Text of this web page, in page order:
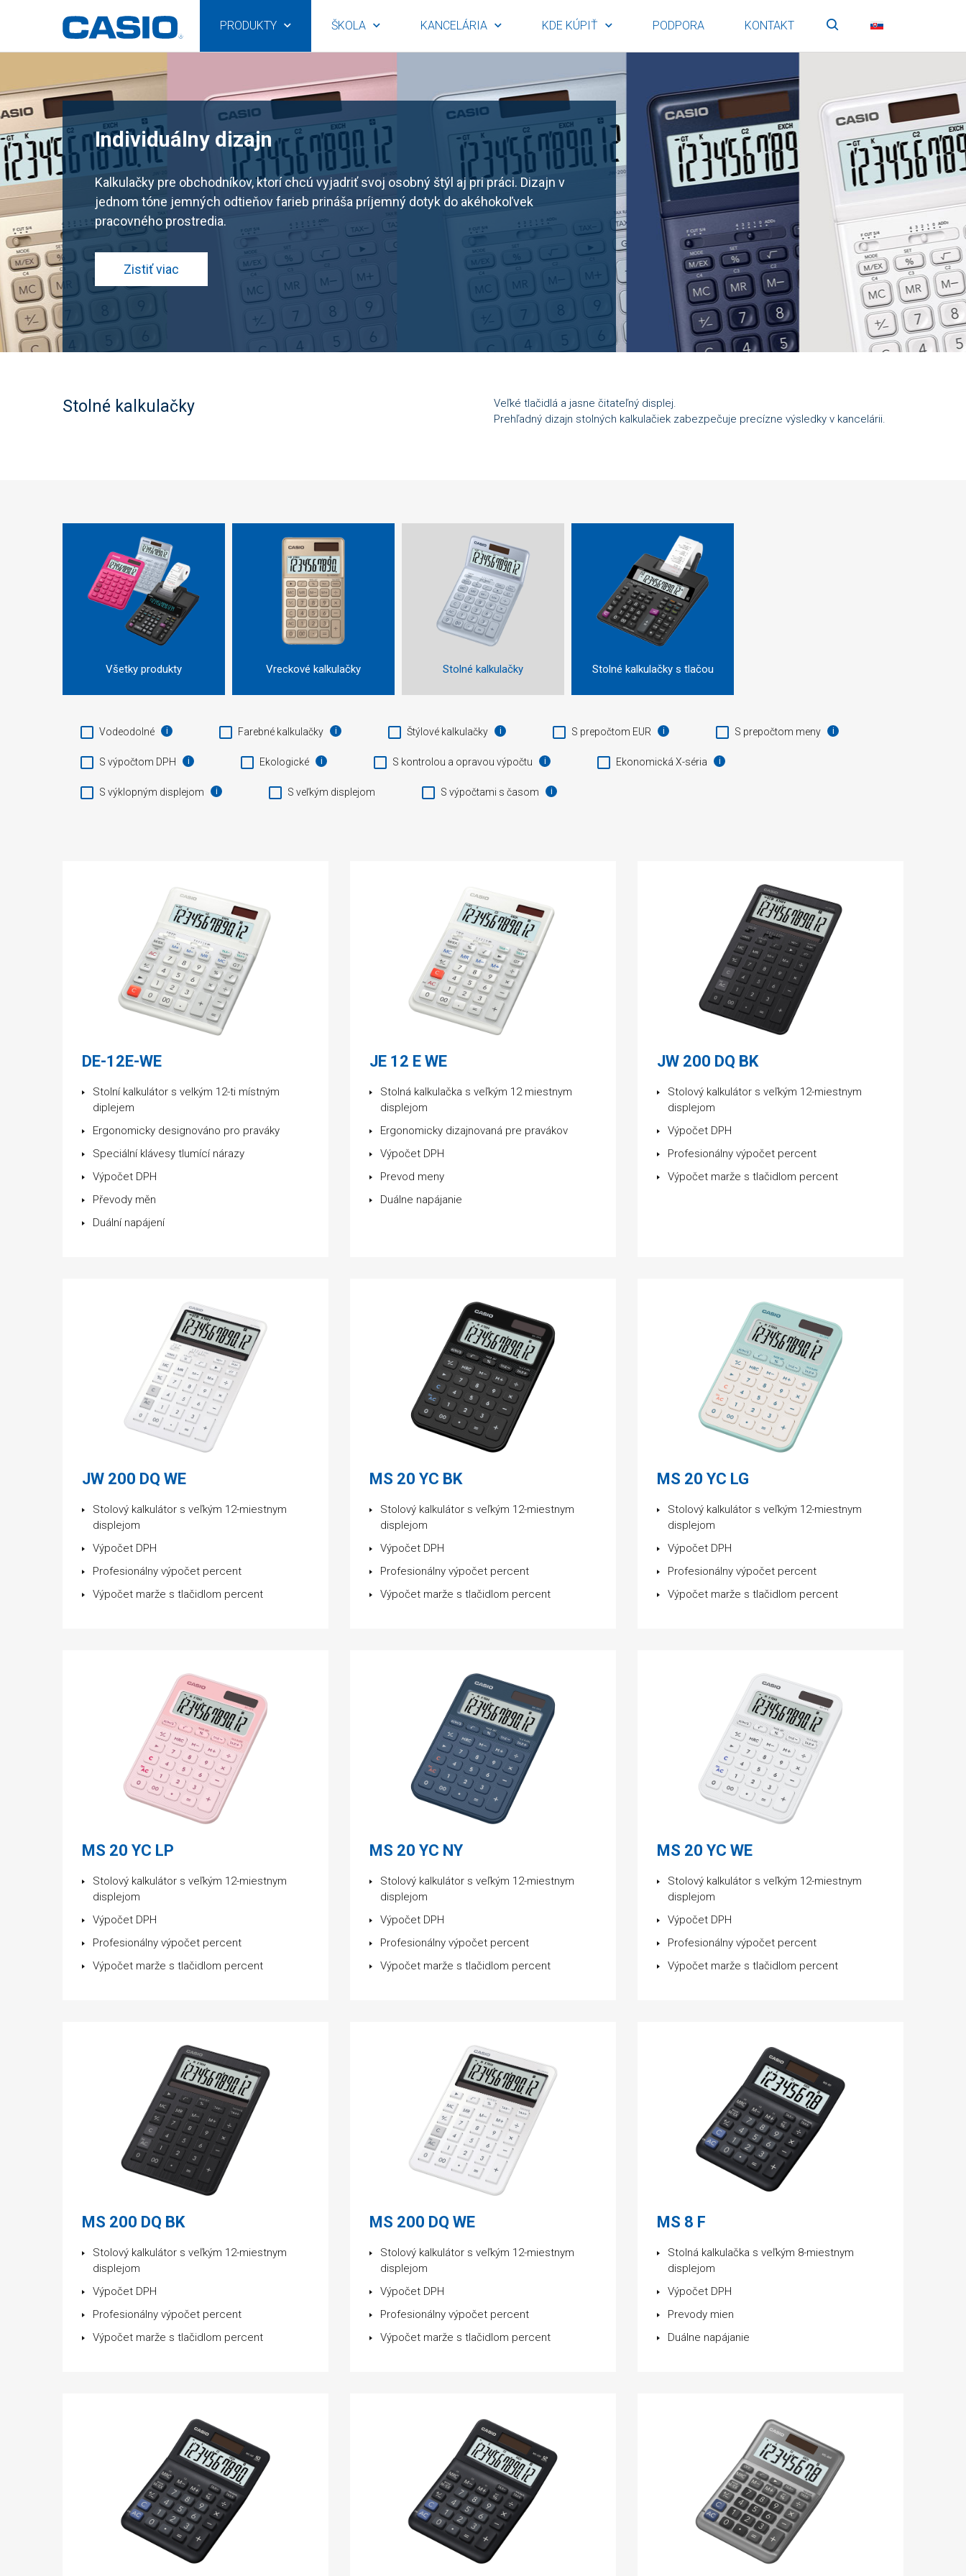
PRODUKTY ŠKOLA KANCELÁRIA KDE KÚPIŤ PODPORA KONTAKT Vyhľadávanie
Individuálny dizajn
Kalkulačky pre obchodníkov, ktorí chcú vyjadriť svoj osobný štýl aj pri práci. Dizajn v
jednom tóne jemných odtieňov farieb prináša príjemný dotyk do akéhokoľvek
pracovného prostredia.
Zistiť viac
Stolné kalkulačky
Veľké tlačidlá a jasne čitateľný displej.
Prehľadný dizajn stolných kalkulačiek zabezpečuje precízne výsledky v kancelárii.
Všetky produkty Vreckové kalkulačky Stolné kalkulačky Stolné kalkulačky s tlačou
Vodeodolné Farebné kalkulačky Štýlové kalkulačky S prepočtom EUR S prepočtom meny
S výpočtom DPH Ekologické S kontrolou a opravou výpočtu Ekonomická X-séria
S výklopným displejom S veľkým displejom S výpočtami s časom
DE-12E-WE
Stolní kalkulátor s velkým 12-ti místným
diplejem
Ergonomicky designováno pro praváky
Speciální klávesy tlumící nárazy
Výpočet DPH
Převody měn
Duální napájení
JE 12 E WE
Stolná kalkulačka s veľkým 12 miestnym
displejom
Ergonomicky dizajnovaná pre pravákov
Výpočet DPH
Prevod meny
Duálne napájanie
JW 200 DQ BK
Stolový kalkulátor s veľkým 12-miestnym
displejom
Výpočet DPH
Profesionálny výpočet percent
Výpočet marže s tlačidlom percent
JW 200 DQ WE
Stolový kalkulátor s veľkým 12-miestnym
displejom
Výpočet DPH
Profesionálny výpočet percent
Výpočet marže s tlačidlom percent
MS 20 YC BK
Stolový kalkulátor s veľkým 12-miestnym
displejom
Výpočet DPH
Profesionálny výpočet percent
Výpočet marže s tlačidlom percent
MS 20 YC LG
Stolový kalkulátor s veľkým 12-miestnym
displejom
Výpočet DPH
Profesionálny výpočet percent
Výpočet marže s tlačidlom percent
MS 20 YC LP
Stolový kalkulátor s veľkým 12-miestnym
displejom
Výpočet DPH
Profesionálny výpočet percent
Výpočet marže s tlačidlom percent
MS 20 YC NY
Stolový kalkulátor s veľkým 12-miestnym
displejom
Výpočet DPH
Profesionálny výpočet percent
Výpočet marže s tlačidlom percent
MS 20 YC WE
Stolový kalkulátor s veľkým 12-miestnym
displejom
Výpočet DPH
Profesionálny výpočet percent
Výpočet marže s tlačidlom percent
MS 200 DQ BK
Stolový kalkulátor s veľkým 12-miestnym
displejom
Výpočet DPH
Profesionálny výpočet percent
Výpočet marže s tlačidlom percent
MS 200 DQ WE
Stolový kalkulátor s veľkým 12-miestnym
displejom
Výpočet DPH
Profesionálny výpočet percent
Výpočet marže s tlačidlom percent
MS 8 F
Stolná kalkulačka s veľkým 8-miestnym
displejom
Výpočet DPH
Prevody mien
Duálne napájanie